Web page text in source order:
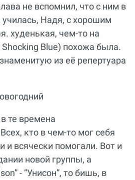
не вспомнил, что с ним в
Надя, с хорошим
худенькая, чем-то на
Shocking Blue) похожа была.
из её репертуара
те времена
кто в чем-то мог себя
и всячески помогали. Вот и
новой группы, а
- “Унисон”, то бишь, в